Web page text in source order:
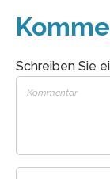
Schreiben Sie